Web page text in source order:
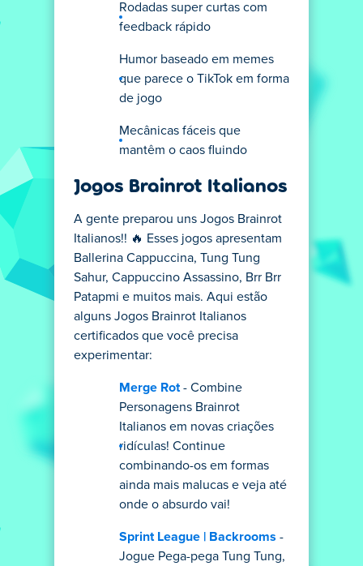
Rodadas super curtas com
feedback rápido
Humor baseado em memes
que parece o TikTok em forma
de jogo
Mecânicas fáceis que
mantêm o caos fluindo
Jogos Brainrot Italianos
A gente preparou uns Jogos Brainrot
Italianos!! 🔥 Esses jogos apresentam
Ballerina Cappuccina, Tung Tung
Sahur, Cappuccino Assassino, Brr Brr
Patapmi e muitos mais. Aqui estão
alguns Jogos Brainrot Italianos
certificados que você precisa
experimentar:
Merge Rot - Combine
Personagens Brainrot
Italianos em novas criações
ridículas! Continue
combinando-os em formas
ainda mais malucas e veja até
onde o absurdo vai!
Sprint League | Backrooms -
Jogue Pega-pega Tung Tung,